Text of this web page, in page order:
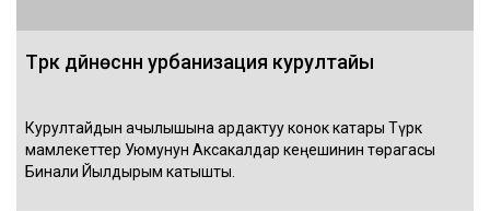
Түрк дүйнөсүнүн урбанизация курултайы
Курултайдын ачылышына ардактуу конок катары Түрк
мамлекеттер Уюмунун Аксакалдар кеңешинин төрагасы
Бинали Йылдырым катышты.